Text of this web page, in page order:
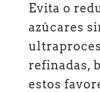
Evita o
azúcares
refinadas,
estos